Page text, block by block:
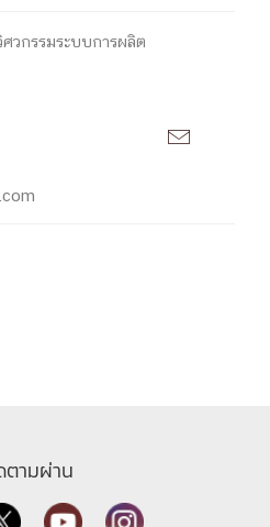
วกรรมระบบการผลิต

ตามผ่าน